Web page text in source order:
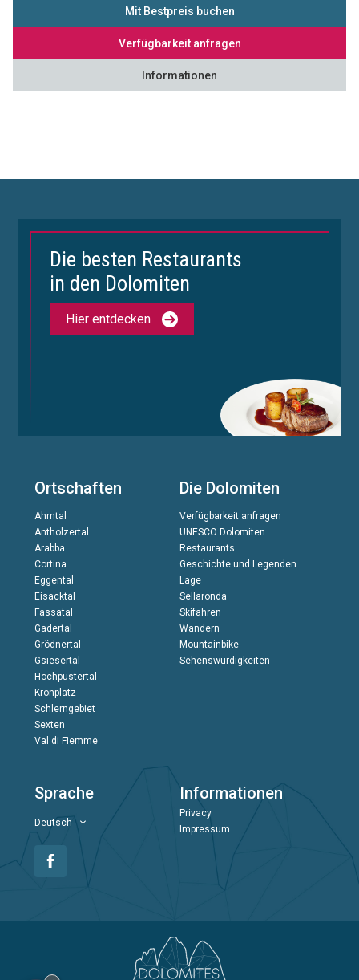
Mit Bestpreis buchen
Verfügbarkeit anfragen
Informationen
Die besten Restaurants
in den Dolomiten
Hier entdecken
Ortschaften
Ahrntal
Antholzertal
Arabba
Cortina
Eggental
Eisacktal
Fassatal
Gadertal
Grödnertal
Gsiesertal
Hochpustertal
Kronplatz
Schlerngebiet
Sexten
Val di Fiemme
Die Dolomiten
Verfügbarkeit anfragen
UNESCO Dolomiten
Restaurants
Geschichte und Legenden
Lage
Sellaronda
Skifahren
Wandern
Mountainbike
Sehenswürdigkeiten
Sprache
Deutsch
Informationen
Privacy
Impressum